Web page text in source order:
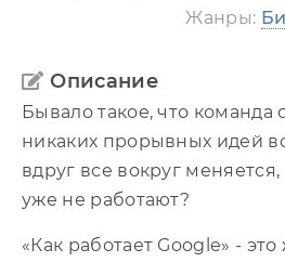
07
09
Жанры:
Описание
Бывало такое, что команда
никаких прорывных идей
вдруг все вокруг
уже не работают?
«Как работает Google» -